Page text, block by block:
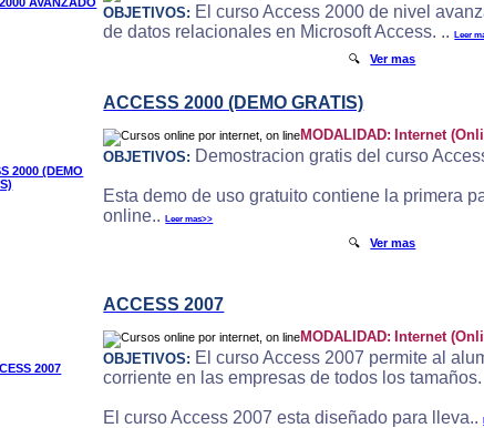
OBJETIVOS: El curso Access 2000 de nivel
de datos relacionales en Microsoft Access. ..Leer
🔍Ver mas
ACCESS 2000 (DEMO GRATIS)
MODALIDAD: Internet
OBJETIVOS: Demostracion gratis del curso
Esta demo de uso gratuito contiene la primera
online..Leer mas>>
🔍Ver mas
ACCESS 2007
MODALIDAD: Internet
OBJETIVOS: El curso Access 2007 permite al
corriente en las empresas de todos los tamaños.
El curso Access 2007 esta diseñado para lleva..